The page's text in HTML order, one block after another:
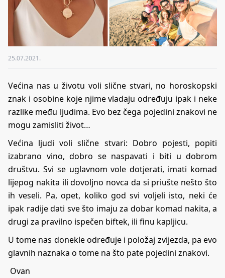
25.07.2021.
Većina nas u životu voli slične stvari, no horoskopski
znak i osobine koje njime vladaju određuju ipak i neke
razlike među ljudima. Evo bez čega pojedini znakovi ne
mogu zamisliti život…
Većina ljudi voli slične stvari: Dobro pojesti, popiti
izabrano vino, dobro se naspavati i biti u dobrom
društvu. Svi se uglavnom vole dotjerati, imati komad
lijepog nakita ili dovoljno novca da si priušte nešto što
ih veseli. Pa, opet, koliko god svi voljeli isto, neki će
ipak radije dati sve što imaju za dobar komad nakita, a
drugi za pravilno ispečen biftek, ili finu kapljicu.
U tome nas donekle određuje i položaj zvijezda, pa evo
glavnih naznaka o tome na što pate pojedini znakovi.
Ovan